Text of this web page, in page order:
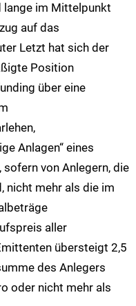
lange im Mittelpunkt
auf das
Letzt hat sich der
Position
über eine
Anlagen“ eines
von Anlegern, die
nicht mehr als die im
aller
übersteigt 2,5
des Anlegers
oder nicht mehr als